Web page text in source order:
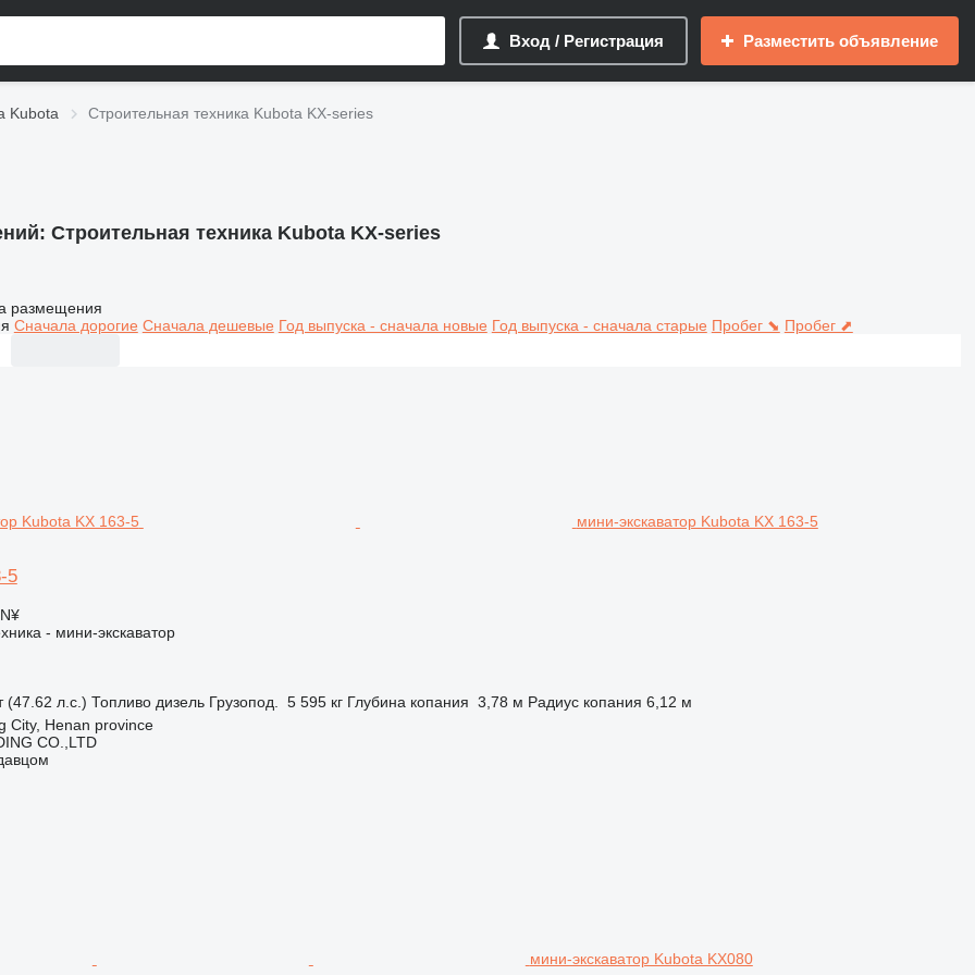
Вход / Регистрация Разместить объявление
Kubota Строительная техника Kubota KX-series
Строительная техника Kubota KX-series
размещения
Сначала дорогие Сначала дешевые Год выпуска - сначала новые Год выпуска - сначала старые Пробег ⬊ Пробег ⬈
мини-экскаватор Kubota KX 163-5
5
- мини-экскаватор
(47.62 л.с.) Топливо дизель Грузопод. 5 595 кг Глубина копания 3,78 м Радиус копания 6,12 м
City, Henan province
CO.,LTD
мини-экскаватор Kubota KX080